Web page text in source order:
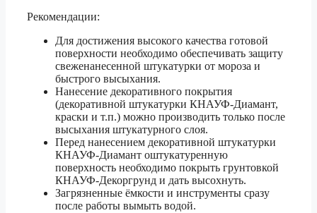
Рекомендации:
Для достижения высокого качества готовой
поверхности необходимо обеспечивать защиту
свеженанесенной штукатурки от мороза и
быстрого высыхания.
Нанесение декоративного покрытия
(декоративной штукатурки КНАУФ-Диамант,
краски и т.п.) можно производить только после
высыхания штукатурного слоя.
Перед нанесением декоративной штукатурки
КНАУФ-Диамант оштукатуренную
поверхность необходимо покрыть грунтовкой
КНАУФ-Декоргрунд и дать высохнуть.
Загрязненные ёмкости и инструменты сразу
после работы вымыть водой.